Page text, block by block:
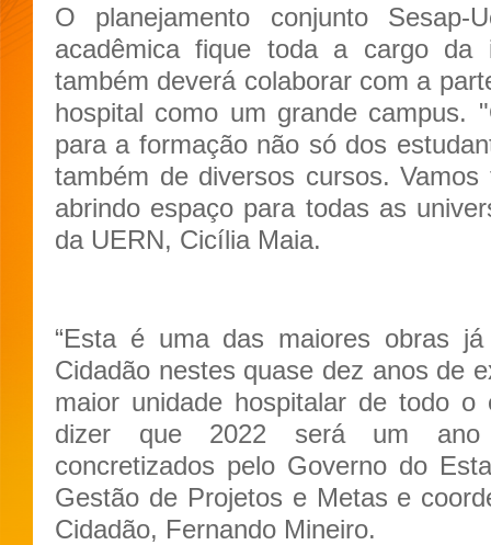
O planejamento conjunto
acadêmica fique toda a cargo da
também deverá colaborar com a
hospital como um grande campus.
para a formação não só dos
também de diversos cursos.
abrindo espaço para todas as
da UERN, Cicília Maia.
“Esta é uma das maiores obras
Cidadão nestes quase dez anos de
maior unidade hospitalar de todo o
dizer que 2022 será um ano
concretizados pelo Governo do
Gestão de Projetos e Metas e
Cidadão, Fernando Mineiro.